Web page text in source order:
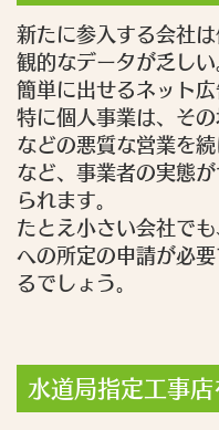
新たに参入する会社
観的なデータが乏しい
簡単に出せるネット
特に個人事業は、そ
などの悪質な営業を
など、事業者の実態
られます。
たとえ小さい会社で
への所定の申請が必
るでしょう。
水道局指定工事